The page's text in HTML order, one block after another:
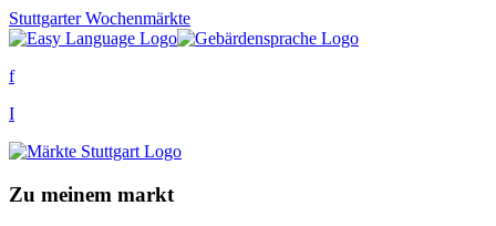
Stuttgarter Wochenmärkte
f
I
Zu meinem markt